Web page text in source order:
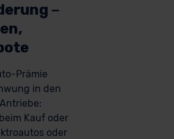
–
Prämie
in den
Kauf oder
oder